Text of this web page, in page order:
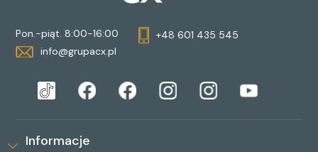
Pon.-piąt. 8:00-16:00
+48 601 435 545
info@grupacx.pl
Informacje